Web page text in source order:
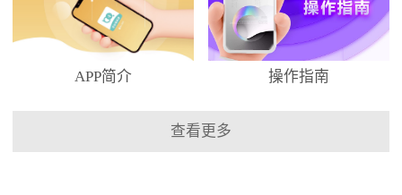
APP简介 操作指南
查看更多